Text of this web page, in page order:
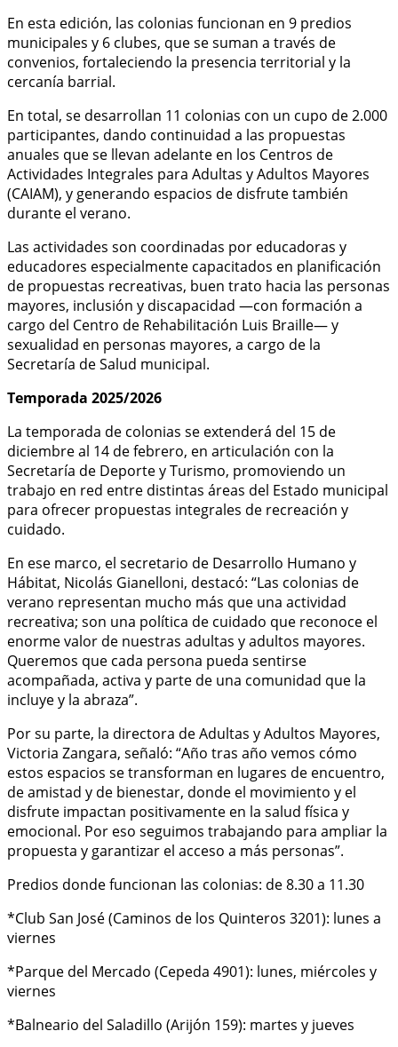
En esta edición, las colonias funcionan en 9 predios
municipales y 6 clubes, que se suman a través de
convenios, fortaleciendo la presencia territorial y la
cercanía barrial.
En total, se desarrollan 11 colonias con un cupo de 2.000
participantes, dando continuidad a las propuestas
anuales que se llevan adelante en los Centros de
Actividades Integrales para Adultas y Adultos Mayores
(CAIAM), y generando espacios de disfrute también
durante el verano.
Las actividades son coordinadas por educadoras y
educadores especialmente capacitados en planificación
de propuestas recreativas, buen trato hacia las personas
mayores, inclusión y discapacidad —con formación a
cargo del Centro de Rehabilitación Luis Braille— y
sexualidad en personas mayores, a cargo de la
Secretaría de Salud municipal.
Temporada 2025/2026
La temporada de colonias se extenderá del 15 de
diciembre al 14 de febrero, en articulación con la
Secretaría de Deporte y Turismo, promoviendo un
trabajo en red entre distintas áreas del Estado municipal
para ofrecer propuestas integrales de recreación y
cuidado.
En ese marco, el secretario de Desarrollo Humano y
Hábitat, Nicolás Gianelloni, destacó: “Las colonias de
verano representan mucho más que una actividad
recreativa; son una política de cuidado que reconoce el
enorme valor de nuestras adultas y adultos mayores.
Queremos que cada persona pueda sentirse
acompañada, activa y parte de una comunidad que la
incluye y la abraza”.
Por su parte, la directora de Adultas y Adultos Mayores,
Victoria Zangara, señaló: “Año tras año vemos cómo
estos espacios se transforman en lugares de encuentro,
de amistad y de bienestar, donde el movimiento y el
disfrute impactan positivamente en la salud física y
emocional. Por eso seguimos trabajando para ampliar la
propuesta y garantizar el acceso a más personas”.
Predios donde funcionan las colonias: de 8.30 a 11.30
*Club San José (Caminos de los Quinteros 3201): lunes a
viernes
*Parque del Mercado (Cepeda 4901): lunes, miércoles y
viernes
*Balneario del Saladillo (Arijón 159): martes y jueves